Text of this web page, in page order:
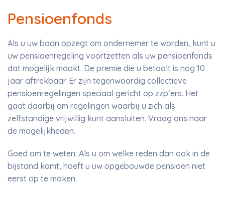
Pensioenfonds
Als u uw baan opzegt om ondernemer te worden, kunt u
uw pensioenregeling voortzetten als uw pensioenfonds
dat mogelijk maakt. De premie die u betaalt is nog 10
jaar aftrekbaar. Er zijn tegenwoordig collectieve
pensioenregelingen speciaal gericht op zzp’ers. Het
gaat daarbij om regelingen waarbij u zich als
zelfstandige vrijwillig kunt aansluiten. Vraag ons naar
de mogelijkheden.
Goed om te weten: Als u om welke reden dan ook in de
bijstand komt, hoeft u uw opgebouwde pensioen niet
eerst op te maken.